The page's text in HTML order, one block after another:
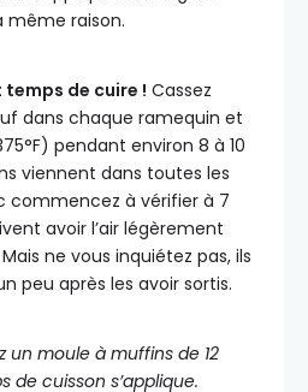
même raison.
de cuire ! Cassez
dans chaque ramequin et
pendant environ 8 à 10
viennent dans toutes les
commencez à vérifier à 7
avoir l’air légèrement
ne vous inquiétez pas, ils
peu après les avoir sortis.
un moule à muffins de 12
de cuisson s’applique.